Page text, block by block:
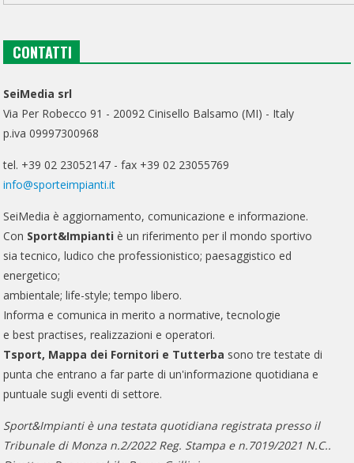
CONTATTI
SeiMedia srl
Via Per Robecco 91 - 20092 Cinisello Balsamo (MI) - Italy
p.iva 09997300968
tel. +39 02 23052147 - fax +39 02 23055769
info@sporteimpianti.it
SeiMedia è aggiornamento, comunicazione e informazione.
Con Sport&Impianti è un riferimento per il mondo sportivo
sia tecnico, ludico che professionistico; paesaggistico ed
energetico;
ambientale; life-style; tempo libero.
Informa e comunica in merito a normative, tecnologie
e best practises, realizzazioni e operatori.
Tsport, Mappa dei Fornitori e Tutterba sono tre testate di
punta che entrano a far parte di un'informazione quotidiana e
puntuale sugli eventi di settore.
Sport&Impianti è una testata quotidiana registrata presso il
Tribunale di Monza n.2/2022 Reg. Stampa e n.7019/2021 N.C..